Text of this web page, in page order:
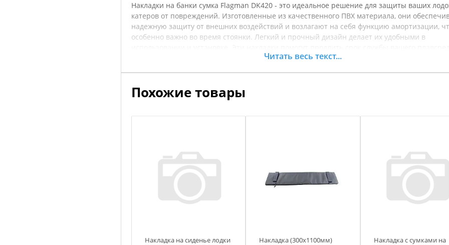
Накладки на банки сумка Flagman DK420 - это идеальное решение для защиты ваших
катеров от повреждений. Изготовленные из качественного ПВХ материала, они
надежную защиту от внешних воздействий и возлагают на себя функцию амортизации,
особенно важно во время стоянки. Легкий и прочный дизайн делает их удобными в
минимизируя риск повреждений бортов. Удобные ручки обеспечивают легкость в
Читать весь текст...
Похожие товары
Накладка на сиденье лодки
Накладка (300х1100мм)
Накладка с сумками на